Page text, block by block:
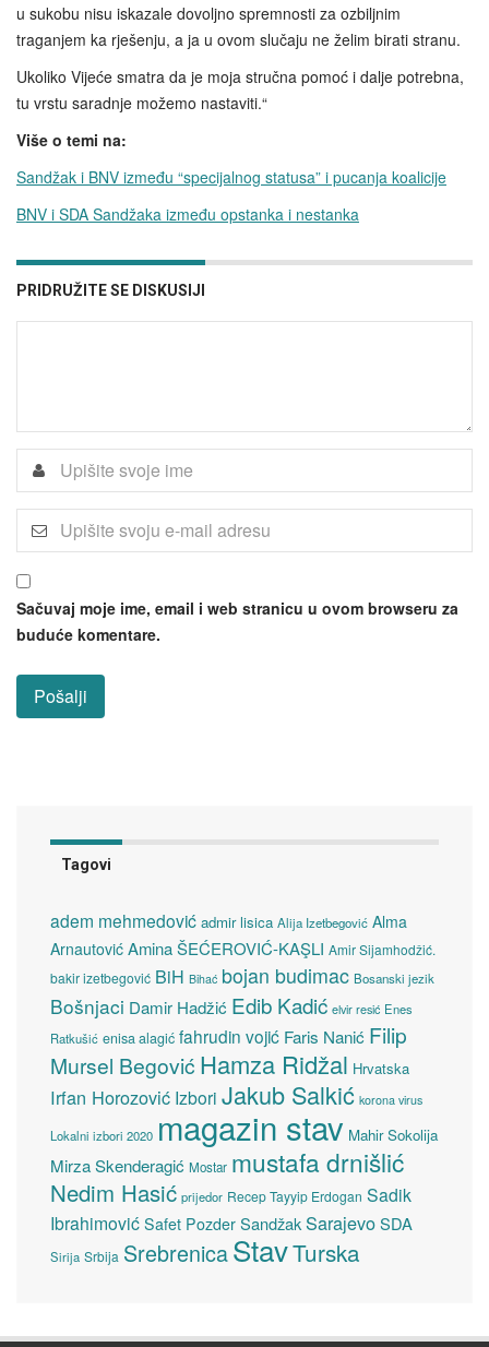
u sukobu nisu iskazale dovoljno spremnosti za ozbiljnim
traganjem ka rješenju, a ja u ovom slučaju ne želim birati stranu.
Ukoliko Vijeće smatra da je moja stručna pomoć i dalje potrebna,
tu vrstu saradnje možemo nastaviti.“
Više o temi na:
Sandžak i BNV između “specijalnog statusa” i pucanja koalicije
BNV i SDA Sandžaka između opstanka i nestanka
PRIDRUŽITE SE DISKUSIJI
Sačuvaj moje ime, email i web stranicu u ovom browseru za
buduće komentare.
Tagovi
adem mehmedović admir lisica Alija Izetbegović Alma
Arnautović Amina ŠEĆEROVIĆ-KAŞLI Amir Sijamhodžić.
bakir izetbegović BiH Bihać bojan budimac Bosanski jezik
Bošnjaci Damir Hadžić Edib Kadić elvir resić Enes
Ratkušić enisa alagić fahrudin vojić Faris Nanić Filip
Mursel Begović Hamza Ridžal Hrvatska
Irfan Horozović Izbori Jakub Salkić korona virus
Lokalni izbori 2020 magazin stav Mahir Sokolija
Mirza Skenderagić Mostar mustafa drnišlić
Nedim Hasić prijedor Recep Tayyip Erdogan Sadik
Ibrahimović Safet Pozder SandžakSarajevoSDA
Sirija Srbija SrebrenicaStavTurska